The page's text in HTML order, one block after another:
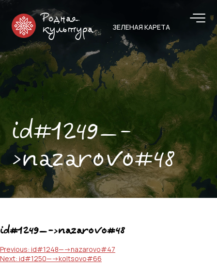
Родная
культура
ЗЕЛЕНАЯ КАРЕТА
id#1249—-
>nazarovo#48
id#1249—->nazarovo#48
Навигация
по
Previous: id#1248—->nazarovo#47
Next: id#1250—->koltsovo#66